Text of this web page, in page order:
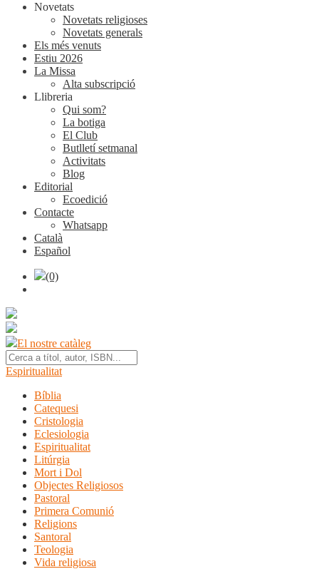
Novetats
Novetats religioses
Novetats generals
Els més venuts
Estiu 2026
La Missa
Alta subscripció
Llibreria
Qui som?
La botiga
El Club
Butlletí setmanal
Activitats
Blog
Editorial
Ecoedició
Contacte
Whatsapp
Català
Español
(0)
El nostre catàleg
Espiritualitat
Bíblia
Catequesi
Cristologia
Eclesiologia
Espiritualitat
Litúrgia
Mort i Dol
Objectes Religiosos
Pastoral
Primera Comunió
Religions
Santoral
Teologia
Vida religiosa